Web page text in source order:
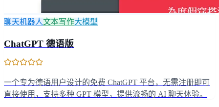
聊天机器人文本写作大模型
ChatGPT 德语版
一个专为德语用户设计的免费 ChatGPT 平台，无需注册即可
直接使用，支持多种 GPT 模型，提供流畅的 AI 聊天体验。